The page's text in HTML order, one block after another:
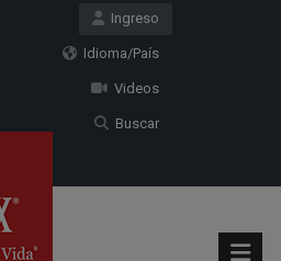
Ingreso
Idioma/País
Videos
Buscar